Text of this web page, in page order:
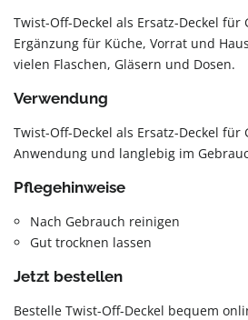
Twist-Off-Deckel als Ersatz-Deckel für
Ergänzung für Küche, Vorrat und
vielen Flaschen, Gläsern und Dosen.
Verwendung
Twist-Off-Deckel als Ersatz-Deckel
Anwendung und langlebig im
Pflegehinweise
Nach Gebrauch reinigen
Gut trocknen lassen
Jetzt bestellen
Bestelle Twist-Off-Deckel bequem